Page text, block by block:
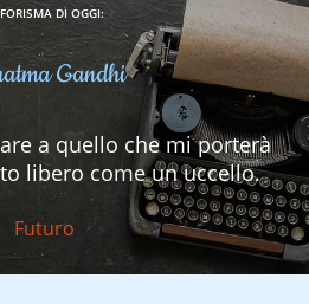
DI OGGI:
Gandhi
a quello che mi porterà
libero come un uccello.
Futuro